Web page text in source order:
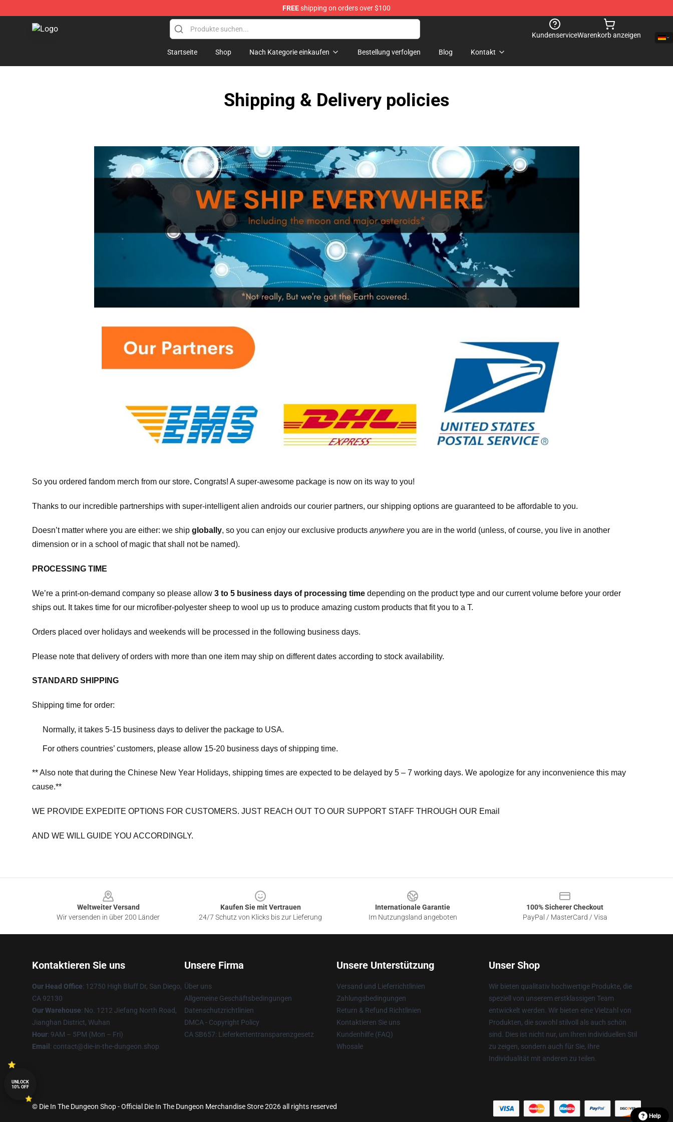
FREEshipping on orders over $100
Die In The Dungeon Shop - Official Die In The Dungeon Merchandise Store
KundenserviceWarenkorb anzeigen
Startseite Shop Nach Kategorie einkaufen Bestellung verfolgen Blog Kontakt
Shipping & Delivery policies
So you ordered fandom merch from our store. Congrats! A super-awesome package is now on its way to you!
Thanks to our incredible partnerships with super-intelligent alien androids our courier partners, our shipping options are guaranteed to be affordable to you.
Doesn’t matter where you are either: we ship globally, so you can enjoy our exclusive products anywhere you are in the world (unless, of course, you live in another
dimension or in a school of magic that shall not be named).
PROCESSING TIME
We’re a print-on-demand company so please allow 3 to 5 business days of processing time depending on the product type and our current volume before your order
ships out. It takes time for our microfiber-polyester sheep to wool up us to produce amazing custom products that fit you to a T.
Orders placed over holidays and weekends will be processed in the following business days.
Please note that delivery of orders with more than one item may ship on different dates according to stock availability.
STANDARD SHIPPING
Shipping time for order:
Normally, it takes 5-15 business days to deliver the package to USA.
For others countries’ customers, please allow 15-20 business days of shipping time.
** Also note that during the Chinese New Year Holidays, shipping times are expected to be delayed by 5 – 7 working days. We apologize for any inconvenience this may
cause.**
WE PROVIDE EXPEDITE OPTIONS FOR CUSTOMERS. JUST REACH OUT TO OUR SUPPORT STAFF THROUGH OUR Email
AND WE WILL GUIDE YOU ACCORDINGLY.
Weltweiter Versand
Wir versenden in über 200 Länder
Kaufen Sie mit Vertrauen
24/7 Schutz von Klicks bis zur Lieferung
Internationale Garantie
Im Nutzungsland angeboten
100% Sicherer Checkout
PayPal / MasterCard / Visa
Kontaktieren Sie uns
Our Head Office: 12750 High Bluff Dr, San Diego,
CA 92130
Our Warehouse: No. 1212 Jiefang North Road,
Jianghan District, Wuhan
Hour: 9AM – 5PM (Mon – Fri)
Email : contact@die-in-the-dungeon.shop
Unsere Firma
Über uns
Allgemeine Geschäftsbedingungen
Datenschutzrichtlinien
DMCA - Copyright Policy
CA SB657: Lieferkettentransparenzgesetz
Unsere Unterstützung
Versand und Lieferrichtlinien
Zahlungsbedingungen
Return & Refund Richtlinien
Kontaktieren Sie uns
Kundenhilfe (FAQ)
Whosale
Unser Shop
Wir bieten qualitativ hochwertige Produkte, die
speziell von unserem erstklassigen Team
entwickelt werden. Wir bieten eine Vielzahl von
Produkten, die sowohl stilvoll als auch schön
sind. Dies ist nicht nur, um Ihren individuellen Stil
zu zeigen, sondern auch für Sie, Ihre
Individualität mit anderen zu teilen.
© Die In The Dungeon Shop - Official Die In The Dungeon Merchandise Store 2026 all rights reserved
Help
UNLOCK
10% OFF